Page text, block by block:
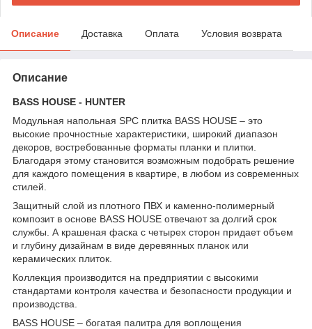
Описание Доставка Оплата Условия возврата
Описание
BASS HOUSE - HUNTER
Модульная напольная SPC плитка BASS HOUSE – это
высокие прочностные характеристики, широкий диапазон
декоров, востребованные форматы планки и плитки.
Благодаря этому становится возможным подобрать решение
для каждого помещения в квартире, в любом из современных
стилей.
Защитный слой из плотного ПВХ и каменно-полимерный
композит в основе BASS HOUSE отвечают за долгий срок
службы. А крашеная фаска с четырех сторон придает объем
и глубину дизайнам в виде деревянных планок или
керамических плиток.
Коллекция производится на предприятии с высокими
стандартами контроля качества и безопасности продукции и
производства.
BASS HOUSE – богатая палитра для воплощения